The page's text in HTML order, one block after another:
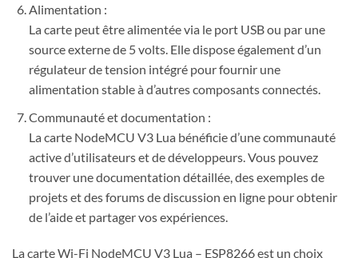
Alimentation :
La carte peut être alimentée via le port USB ou par une
source externe de 5 volts. Elle dispose également d’un
régulateur de tension intégré pour fournir une
alimentation stable à d’autres composants connectés.
Communauté et documentation :
La carte NodeMCU V3 Lua bénéficie d’une communauté
active d’utilisateurs et de développeurs. Vous pouvez
trouver une documentation détaillée, des exemples de
projets et des forums de discussion en ligne pour obtenir
de l’aide et partager vos expériences.
La carte Wi-Fi NodeMCU V3 Lua – ESP8266 est un choix